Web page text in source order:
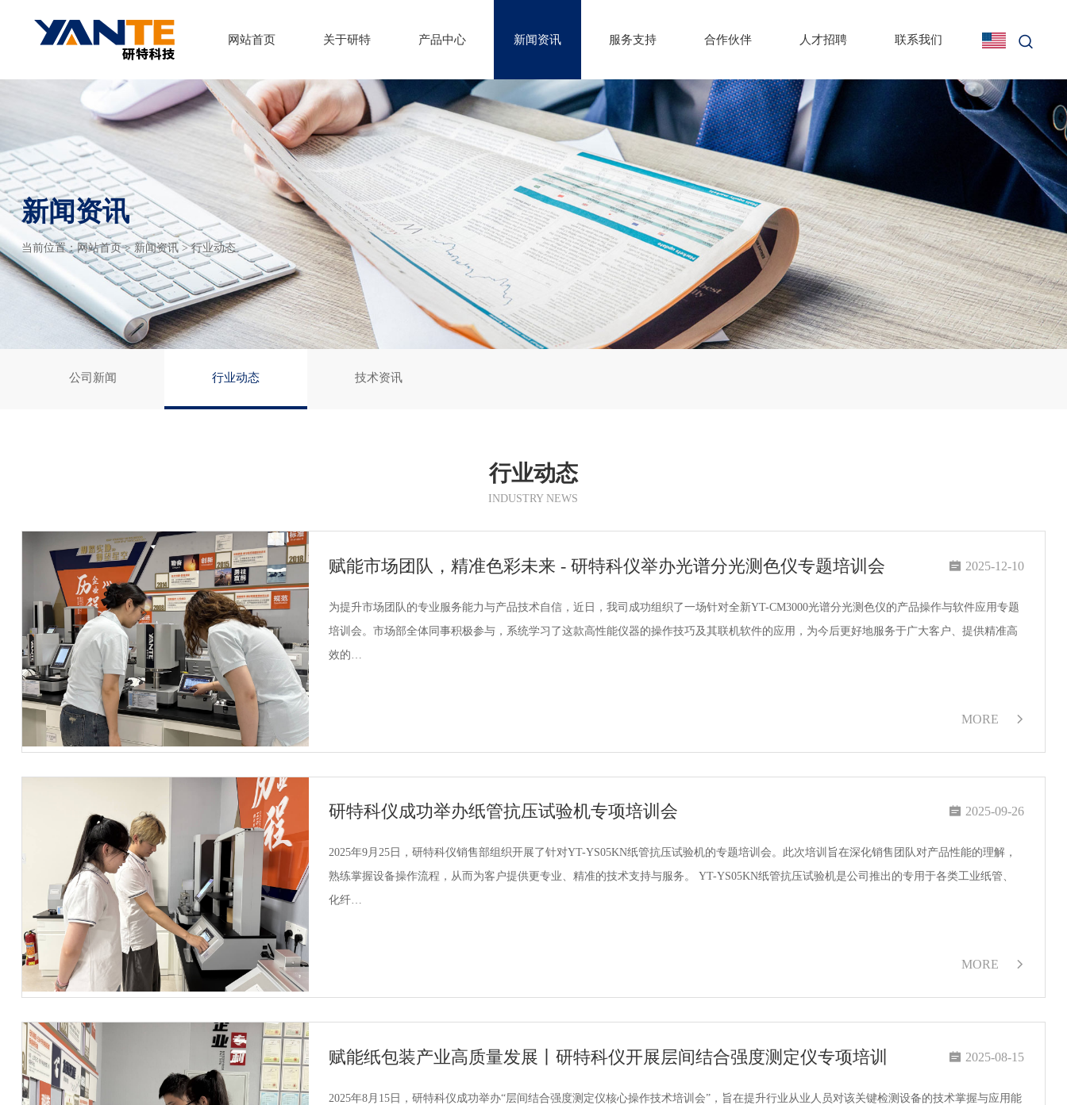
网站首页 关于研特 产品中心 新闻资讯 服务支持 合作伙伴 人才招聘 联系我们 
新闻资讯
当前位置：网站首页>新闻资讯> 行业动态
公司新闻 行业动态 技术资讯
行业动态
INDUSTRY NEWS
赋能市场团队，精准色彩未来 - 研特科仪举办光谱分光测色仪专题培训会  2025-12-10
为提升市场团队的专业服务能力与产品技术自信，近日，我司成功组织了一场针对全新YT-CM3000光谱分光测色仪的产品操作与软件应用专题
培训会。市场部全体同事积极参与，系统学习了这款高性能仪器的操作技巧及其联机软件的应用，为今后更好地服务于广大客户、提供精准高
效的…
MORE 
研特科仪成功举办纸管抗压试验机专项培训会  2025-09-26
2025年9月25日，研特科仪销售部组织开展了针对YT-YS05KN纸管抗压试验机的专题培训会。此次培训旨在深化销售团队对产品性能的理解，
熟练掌握设备操作流程，从而为客户提供更专业、精准的技术支持与服务。 YT-YS05KN纸管抗压试验机是公司推出的专用于各类工业纸管、
化纤…
MORE 
赋能纸包装产业高质量发展丨研特科仪开展层间结合强度测定仪专项培训  2025-08-15
2025年8月15日，研特科仪成功举办“层间结合强度测定仪核心操作技术培训会”，旨在提升行业从业人员对该关键检测设备的技术掌握与应用能